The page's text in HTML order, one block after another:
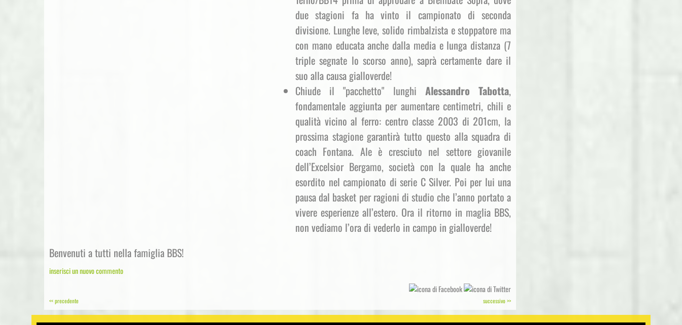
due stagioni fa ha vinto il campionato di seconda
divisione. Lunghe leve, solido rimbalzista e stoppatore ma
con mano educata anche dalla media e lunga distanza (7
triple segnate lo scorso anno), saprà certamente dare il
suo alla causa gialloverde!
Chiude il "pacchetto" lunghi Alessandro Tabotta,
fondamentale aggiunta per aumentare centimetri, chili e
qualità vicino al ferro: centro classe 2003 di 201cm, la
prossima stagione garantirà tutto questo alla squadra di
coach Fontana. Ale è cresciuto nel settore giovanile
dell’Excelsior Bergamo, società con la quale ha anche
esordito nel campionato di serie C Silver. Poi per lui una
pausa dal basket per ragioni di studio che l’anno portato a
vivere esperienze all’estero. Ora il ritorno in maglia BBS,
non vediamo l’ora di vederlo in campo in gialloverde!
Benvenuti a tutti nella famiglia BBS!
inserisci un nuovo commento
<< precedente successivo >>